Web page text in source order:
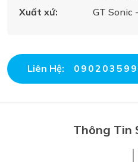
Xuất xứ:
GT Sonic
Liên Hệ:
Thông Tin